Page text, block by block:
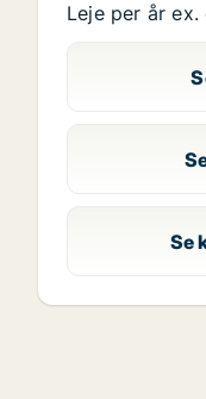
Leje per år
Se